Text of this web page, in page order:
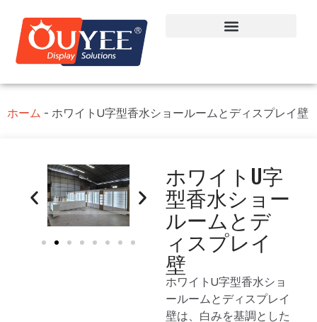
ホーム - ホワイトU字型香水ショールームとディスプレイ壁
ホワイトU字
型香水ショー
ルームとデ
ィスプレイ
壁
ホワイトU字型香水ショ
ールームとディスプレイ
壁は、白みを基調とした